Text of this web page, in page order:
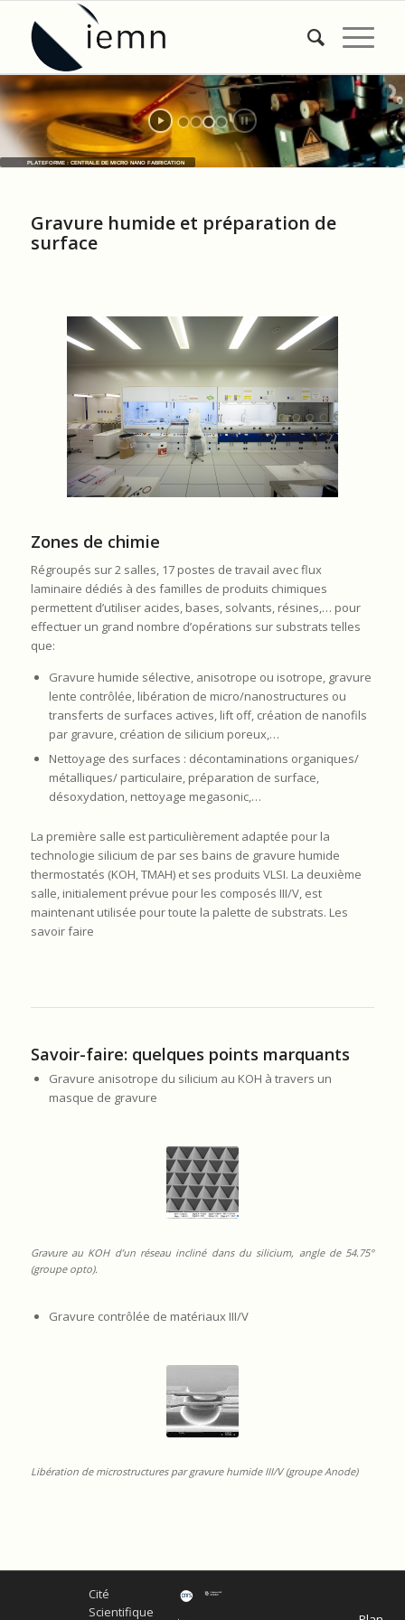
PLATEFORME : CENTRALE DE MICRO NANO FABRICATION
Gravure humide et préparation de
surface
Zones de chimie
Régroupés sur 2 salles, 17 postes de travail avec flux
laminaire dédiés à des familles de produits chimiques
permettent d’utiliser acides, bases, solvants, résines,… pour
effectuer un grand nombre d’opérations sur substrats telles
que:
Gravure humide sélective, anisotrope ou isotrope, gravure
lente contrôlée, libération de micro/nanostructures ou
transferts de surfaces actives, lift off, création de nanofils
par gravure, création de silicium poreux,…
Nettoyage des surfaces : décontaminations organiques/
métalliques/ particulaire, préparation de surface,
désoxydation, nettoyage megasonic,…
La première salle est particulièrement adaptée pour la
technologie silicium de par ses bains de gravure humide
thermostatés (KOH, TMAH) et ses produits VLSI. La deuxième
salle, initialement prévue pour les composés III/V, est
maintenant utilisée pour toute la palette de substrats. Les
savoir faire
Savoir-faire: quelques points marquants
Gravure anisotrope du silicium au KOH à travers un
masque de gravure
Gravure au KOH d’un réseau incliné dans du silicium, angle de 54.75°
(groupe opto).
Gravure contrôlée de matériaux III/V
Libération de microstructures par gravure humide III/V (groupe Anode)
Cité
Scientifique